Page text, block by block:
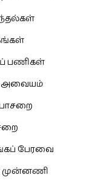
பணிகள்
பேரவை
முன்னணி